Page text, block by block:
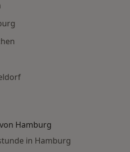
Hamburg
in Hamburg